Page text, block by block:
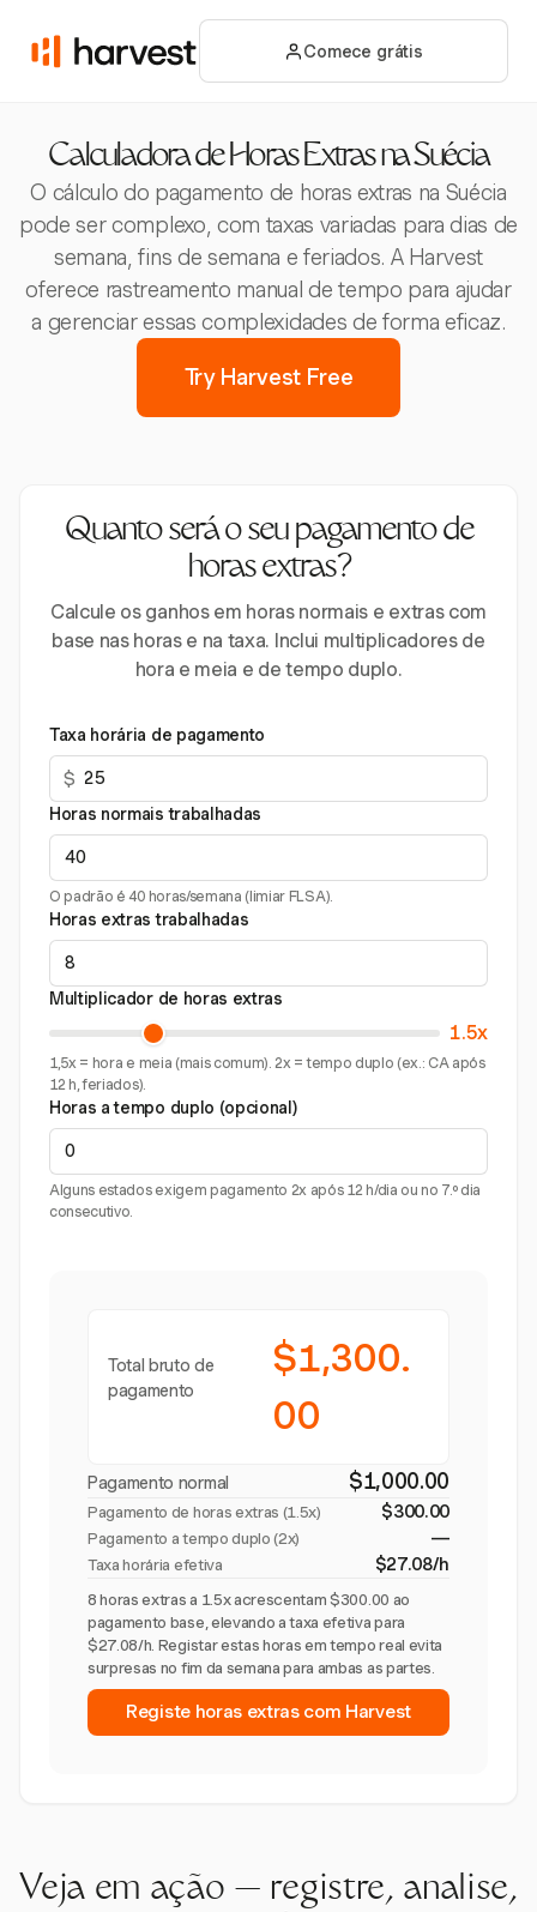
Comece grátis
Calculadora de Horas Extras na Suécia
O cálculo do pagamento de horas extras na Suécia
pode ser complexo, com taxas variadas para dias de
semana, fins de semana e feriados. A Harvest
oferece rastreamento manual de tempo para ajudar
a gerenciar essas complexidades de forma eficaz.
Try Harvest Free
Quanto será o seu pagamento de
horas extras?
Calcule os ganhos em horas normais e extras com
base nas horas e na taxa. Inclui multiplicadores de
hora e meia e de tempo duplo.
Taxa horária de pagamento
$
Horas normais trabalhadas
O padrão é 40 horas/semana (limiar FLSA).
Horas extras trabalhadas
Multiplicador de horas extras
1.5x
1,5x = hora e meia (mais comum). 2x = tempo duplo (ex.: CA após
12 h, feriados).
Horas a tempo duplo (opcional)
Alguns estados exigem pagamento 2x após 12 h/dia ou no 7.º dia
consecutivo.
Total bruto de
pagamento
$1,300.
00
Pagamento normal $1,000.00
Pagamento de horas extras (1.5x) $300.00
Pagamento a tempo duplo (2x) —
Taxa horária efetiva $27.08/h
8 horas extras a 1.5x acrescentam $300.00 ao
pagamento base, elevando a taxa efetiva para
$27.08/h. Registar estas horas em tempo real evita
surpresas no fim da semana para ambas as partes.
Registe horas extras com Harvest
Veja em ação — registre, analise,